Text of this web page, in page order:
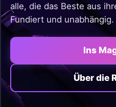
alle, die das Beste aus
Fundiert und unabhängig.
Ins
Über die